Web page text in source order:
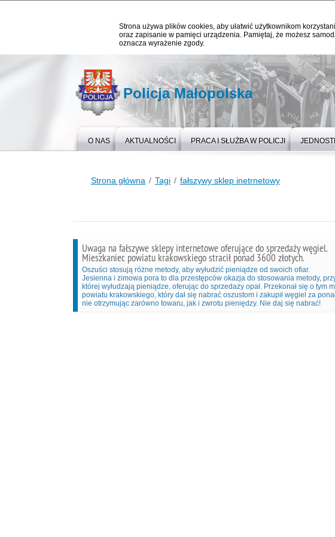
Strona używa plików cookies, aby ułatwić użytkownikom
oraz zapisanie w pamięci urządzenia. Pamiętaj, że możesz
oznacza wyrażenie zgody.
Policja Małopolska
O NAS AKTUALNOŚCI PRACA I SŁUŻBA W POLICJI
Strona główna Tagi fałszywy sklep inetrnetowy
Uwaga na fałszywe sklepy internetowe oferujące do sprzedaży węgiel.
Mieszkaniec powiatu krakowskiego stracił ponad 3600 złotych.
Oszuści stosują różne metody, aby wyłudzić pieniądze od swoich ofiar.
Jesienna i zimowa pora to dla przestępców okazja do stosowania metody,
której wyłudzają pieniądze, oferując do sprzedaży opał. Przekonał się o tym
powiatu krakowskiego, który dał się nabrać oszustom i zakupił węgiel za
nie otrzymując zarówno towaru, jak i zwrotu pieniędzy. Nie daj się nabrać!